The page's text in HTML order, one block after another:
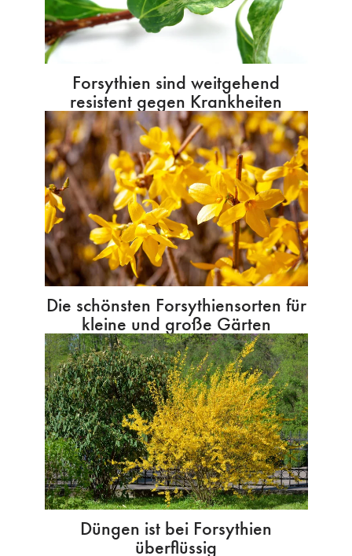
Forsythien sind weitgehend
resistent gegen Krankheiten
Die schönsten Forsythiensorten für
kleine und große Gärten
Düngen ist bei Forsythien
überflüssig